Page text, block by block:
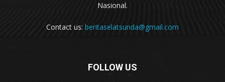
Nasional.
Contact us: beritaselatsunda@gmail.com
FOLLOW US